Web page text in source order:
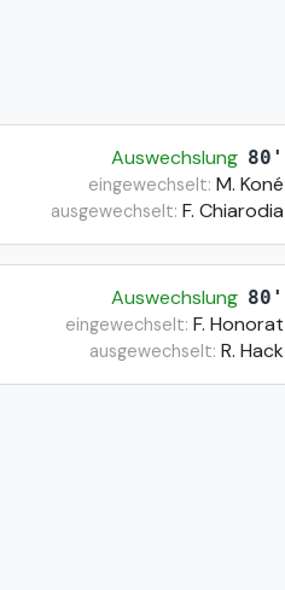
Auswechslung 80'
eingewechselt: M. Koné
ausgewechselt: F. Chiarodia
Auswechslung 80'
eingewechselt: F. Honorat
ausgewechselt: R. Hack